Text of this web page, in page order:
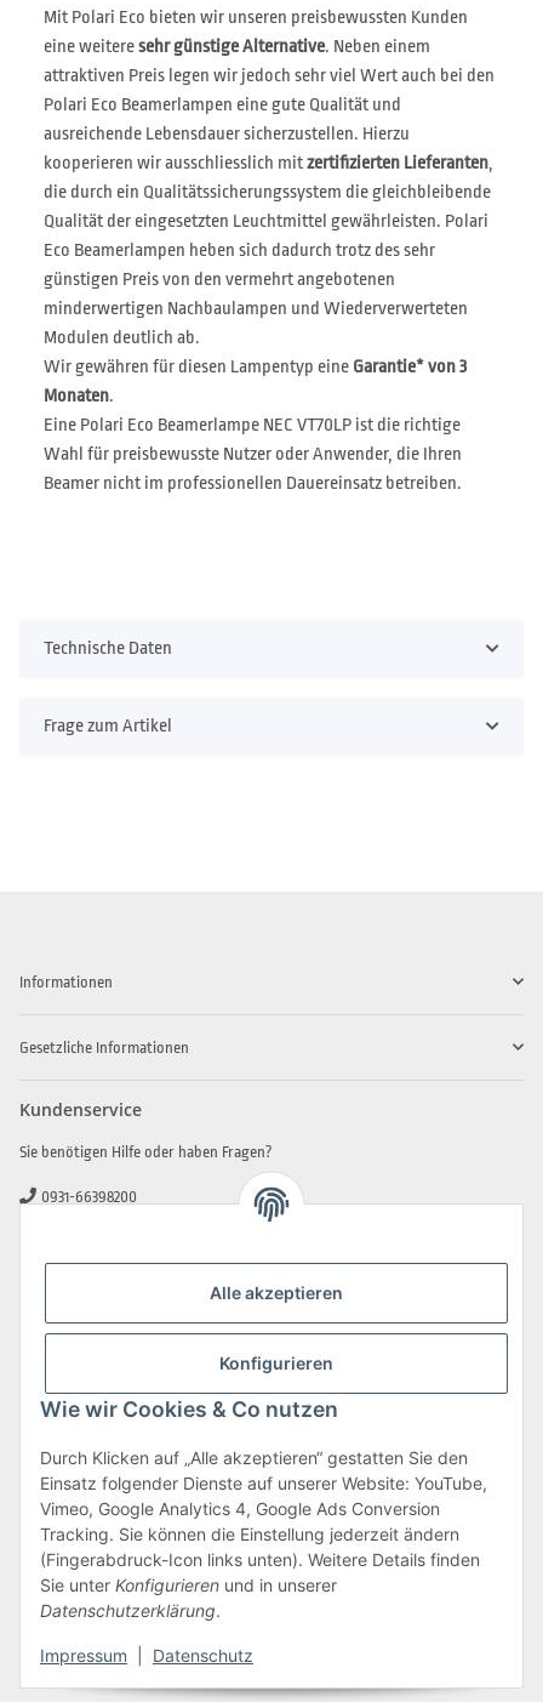
Alle akzeptieren
Konfigurieren
Wie wir Cookies & Co nutzen
Durch Klicken auf „Alle akzeptieren“ gestatten Sie den
Einsatz folgender Dienste auf unserer Website: YouTube,
Vimeo, Google Analytics 4, Google Ads Conversion
Tracking. Sie können die Einstellung jederzeit ändern
(Fingerabdruck-Icon links unten). Weitere Details finden
Sie unter Konfigurieren und in unserer
Datenschutzerklärung.
Impressum Datenschutz
Mit Polari Eco bieten wir unseren preisbewussten Kunden
eine weiteresehr günstige Alternative. Neben einem
attraktiven Preis legen wir jedoch sehr viel Wert auch bei den
Polari Eco Beamerlampen eine gute Qualität und
ausreichende Lebensdauer sicherzustellen. Hierzu
kooperieren wir ausschliesslich mitzertifizierten Lieferanten,
die durch ein Qualitätssicherungssystem die gleichbleibende
Qualität der eingesetzten Leuchtmittel gewährleisten. Polari
Eco Beamerlampen heben sich dadurch trotz des sehr
günstigen Preis von den vermehrt angebotenen
minderwertigen Nachbaulampen und Wiederverwerteten
Modulen deutlich ab.
Wir gewähren für diesen Lampentyp eine Garantie* von 3
Monaten.
Eine Polari Eco Beamerlampe NEC VT70LP ist die richtige
Wahl für preisbewusste Nutzer oder Anwender, die Ihren
Beamer nicht im professionellen Dauereinsatz betreiben.
Technische Daten
Frage zum Artikel
Informationen
Gesetzliche Informationen
Kundenservice
Sie benötigen Hilfe oder haben Fragen?
0931-66398200
info@beamerlampe-guenstiger.de
Sicher Einkaufen
Vertrag widerrufen